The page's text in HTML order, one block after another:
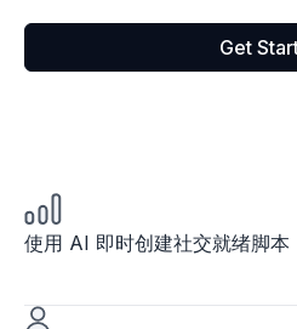
Get
使用 AI 即时创建社交就绪脚本